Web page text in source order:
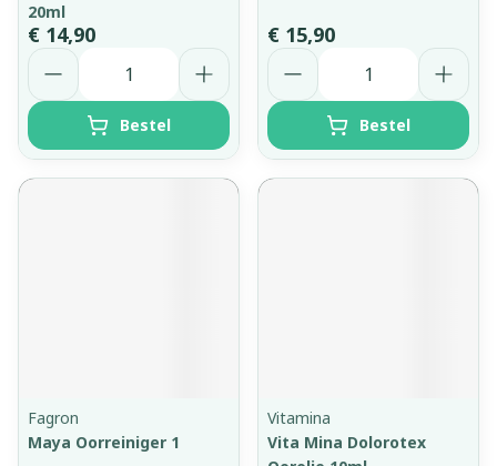
20ml
€ 14,90
Aantal
Bestel
€ 15,90
Aantal
Bestel
Fagron
Maya Oorreiniger 1
Vitamina
Vita Mina Dolorotex